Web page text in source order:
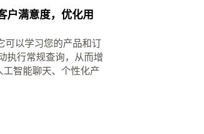
户满意度，优化用
以学习您的产品和订
执行常规查询，从而增
智能聊天、个性化产